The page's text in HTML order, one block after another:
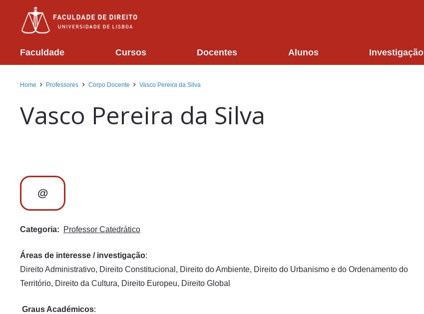
Faculdade Cursos Docentes Alunos Investigação
Home Professores Corpo Docente Vasco Pereira da Silva
Vasco Pereira da Silva
@
Categoria: Professor Catedrático
Áreas de interesse / investigação:
Direito Administrativo, Direito Constitucional, Direito do Ambiente, Direito do Urbanismo e do Ordenamento do
Território, Direito da Cultura, Direito Europeu, Direito Global
Graus Académicos: